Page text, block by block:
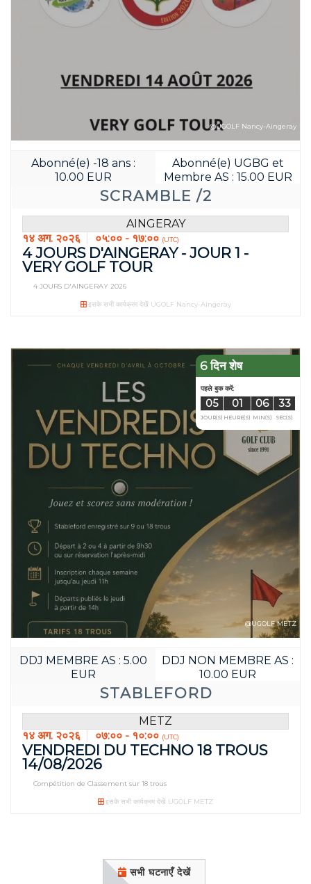
पहले बुक करें:
SCRAMBLE /2
Abonné(e) -18 ans :
10.00 EUR
Abonné(e) UGBG et
Membre AS : 15.00 EUR
@UGOLF Nancy-Aingeray
AINGERAY
१४ अग. २०२६
०५:०० - १७:०० (UTC)
4 JOURS D'AINGERAY - JOUR 1 -
VERY GOLF TOUR
4 JOURS D'AINGERAY 2026
इसके सभी कार्यक्रम देखें UGOLF Nancy-Aingeray
6 दिन शेष
STABLEFORD
DDJ MEMBRE AS : 5.00
EUR
DDJ NON MEMBRE AS :
10.00 EUR
@UGOLF METZ
METZ
१४ अग. २०२६
०७:०० - १०:०० (UTC)
VENDREDI DU TECHNO 18 TROUS
14/08/2026
Compétition de Classement sur 18 trous
इसके सभी कार्यक्रम देखें UGOLF METZ
सभी घटनाएँ देखें